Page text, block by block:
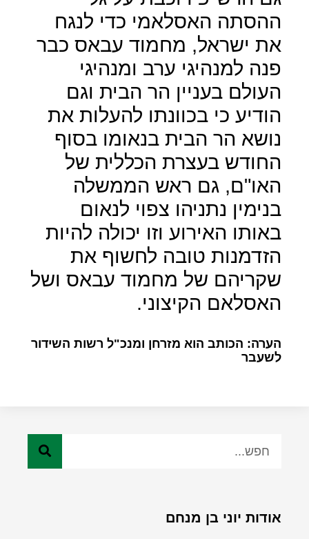
ההסתה האסלאמי כדי לנגח
את ישראל, מחמוד עבאס כבר
פנה למנהיגי ערב ומנהיגי
העולם בעניין הר הבית וגם
הודיע כי בכוונתו להעלות את
נושא הר הבית בנאומו בסוף
החודש בעצרת הכללית של
האו"ם, גם ראש הממשלה
בנימין נתניהו צפוי לנאום
באותו האירוע וזו יכולה להיות
הזדמנות טובה לחשוף את
שקריהם של מחמוד עבאס ושל
האסלאם הקיצוני.
הערה: הכותב הוא מזרחן ומנכ"ל רשות השידור
לשעבר
אודות יוני בן מנחם